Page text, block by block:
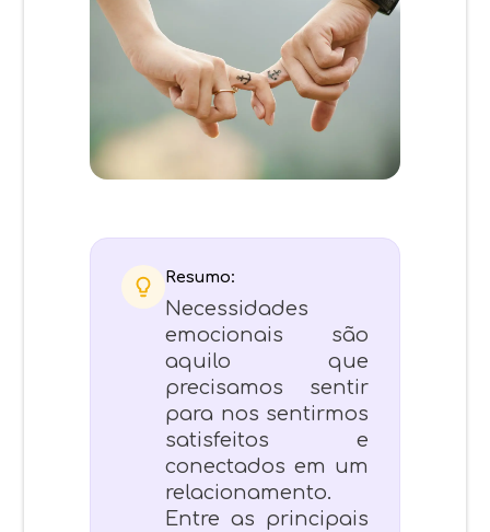
Resumo:
Necessidades
emocionais são
aquilo que
precisamos sentir
para nos sentirmos
satisfeitos e
conectados em um
relacionamento.
Entre as principais